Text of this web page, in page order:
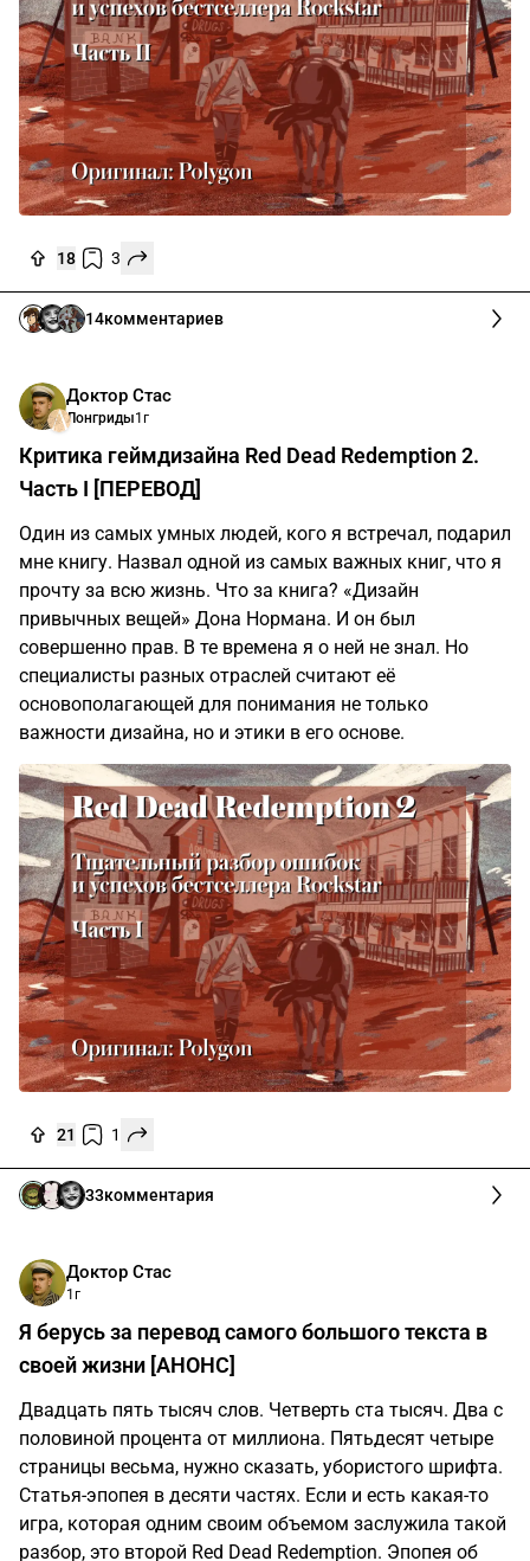
18 3
14комментариев
Доктор Стас
Лонгриды1г
Критика геймдизайна Red Dead Redemption 2.
Часть I [ПЕРЕВОД]
Один из самых умных людей, кого я встречал, подарил
мне книгу. Назвал одной из самых важных книг, что я
прочту за всю жизнь. Что за книга? «Дизайн
привычных вещей» Дона Нормана. И он был
совершенно прав. В те времена я о ней не знал. Но
специалисты разных отраслей считают её
основополагающей для понимания не только
важности дизайна, но и этики в его основе.
21 1
33комментария
Доктор Стас
1г
Я берусь за перевод самого большого текста в
своей жизни [АНОНС]
Двадцать пять тысяч слов. Четверть ста тысяч. Два с
половиной процента от миллиона. Пятьдесят четыре
страницы весьма, нужно сказать, убористого шрифта.
Статья-эпопея в десяти частях. Если и есть какая-то
игра, которая одним своим объемом заслужила такой
разбор, это второй Red Dead Redemption. Эпопея об